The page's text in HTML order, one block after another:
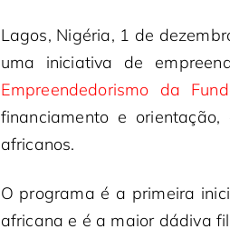
Lagos, Nigéria, 1 de
uma iniciativa de
Empreendedorismo da
financiamento e
africanos.
O programa é a primeira
africana e é a maior dádiva